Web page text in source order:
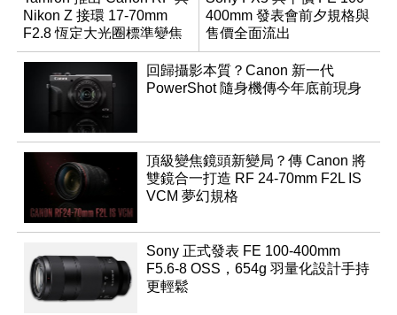
Nikon Z 接環 17-70mm
F2.8 恆定大光圈標準變焦
鏡
400mm 發表會前夕規格與
售價全面流出
回歸攝影本質？Canon 新一代
PowerShot 隨身機傳今年底前現身
頂級變焦鏡頭新變局？傳 Canon 將
雙鏡合一打造 RF 24-70mm F2L IS
VCM 夢幻規格
Sony 正式發表 FE 100-400mm
F5.6-8 OSS，654g 羽量化設計手持
更輕鬆